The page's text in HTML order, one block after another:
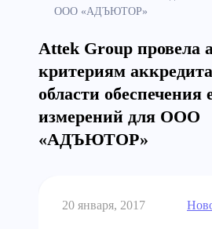
ООО «АДЪЮТОР»
Attek Group провела
критериям
области обеспечения
измерений для ООО
«АДЪЮТОР»
20 января, 2017